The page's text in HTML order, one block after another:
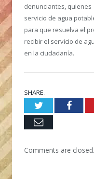
denunciantes,
servicio de agua
para que resuelva el
recibir el servicio de
en la ciudadanía.
SHARE.
Twitter
Email
Comments are closed.